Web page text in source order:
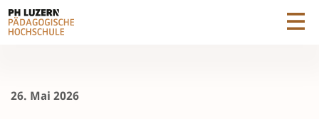
26. Mai 2026